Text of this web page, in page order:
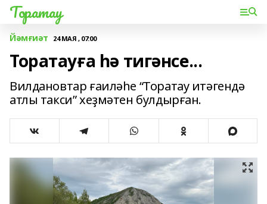
Торатау
Йәмғиәт 24 МАЯ , 07:00
Торатауға һә тигәнсе...
Вилдановтар ғаиләһе “Торатау итәгендә
атлы такси” хеҙмәтен булдырған.